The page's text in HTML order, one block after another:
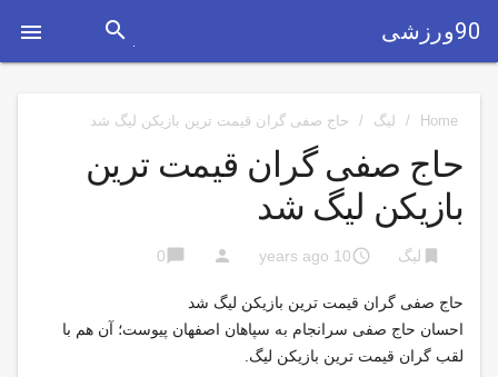
 90ورزشی search
Home
/ لیگ / حاج صفی گران قیمت ترین بازیکن لیگ شد
حاج صفی گران قیمت ترین
بازیکن لیگ شد
bookmark لیگ access_time
10 years ago
person
chat_bubble
0
حاج صفی گران قیمت ترین بازیکن لیگ شد
احسان حاج صفی سرانجام به سپاهان اصفهان پیوست؛ آن هم با
لقب گران قیمت ترین بازیکن لیگ.